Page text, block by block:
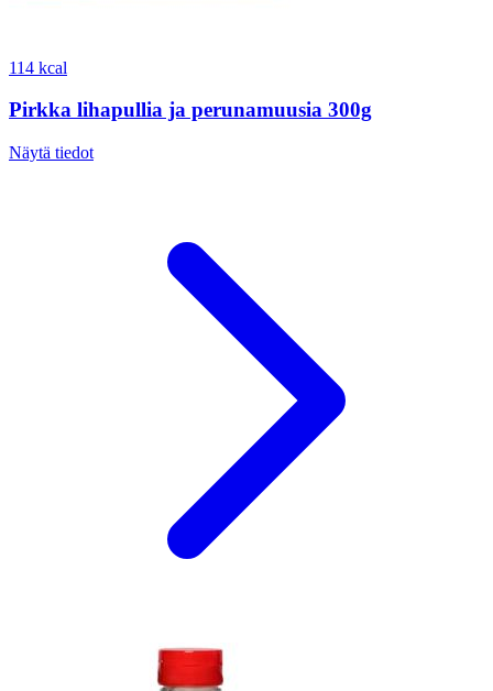
114 kcal
Pirkka lihapullia ja perunamuusia 300g
Näytä tiedot